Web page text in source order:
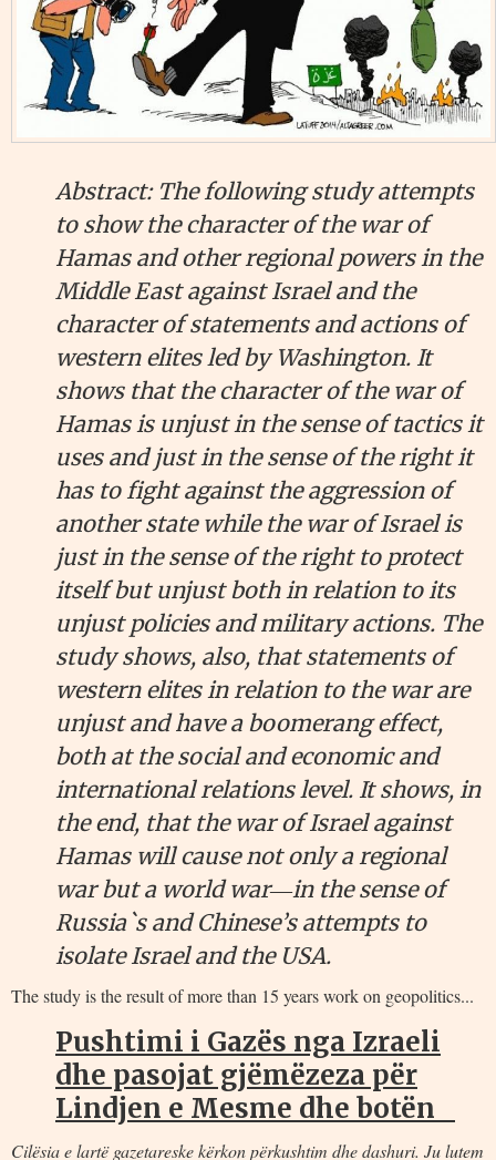
Abstract: The following study attempts
to show the character of the war of
Hamas and other regional powers in the
Middle East against Israel and the
character of statements and actions of
western elites led by Washington. It
shows that the character of the war of
Hamas is unjust in the sense of tactics it
uses and just in the sense of the right it
has to fight against the aggression of
another state while the war of Israel is
just in the sense of the right to protect
itself but unjust both in relation to its
unjust policies and military actions. The
study shows, also, that statements of
western elites in relation to the war are
unjust and have a boomerang effect,
both at the social and economic and
international relations level. It shows, in
the end, that the war of Israel against
Hamas will cause not only a regional
war but a world war―in the sense of
Russia`s and Chinese’s attempts to
isolate Israel and the USA.
The study is the result of more than 15 years work on geopolitics...
Pushtimi i Gazës nga Izraeli
dhe pasojat gjëmëzeza për
Lindjen e Mesme dhe botën
Cilësia e lartë gazetareske kërkon përkushtim dhe dashuri. Ju lutem